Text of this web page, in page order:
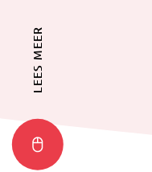
LEES MEER